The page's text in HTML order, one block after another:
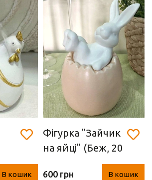
В кошик
Фігурка "Зайчик
на яйці" (Беж, 20
600 грн В кошик